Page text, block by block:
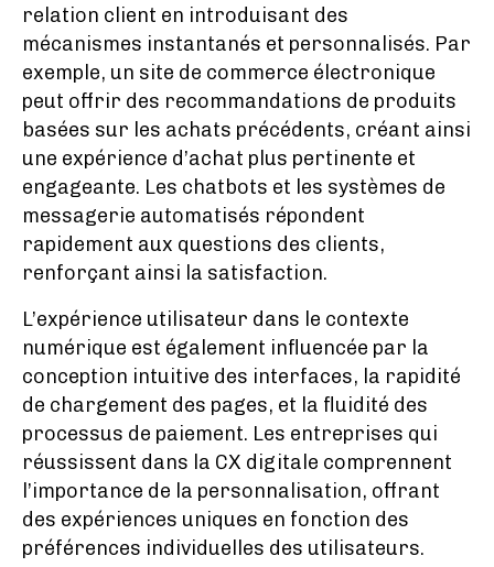
relation client en introduisant des
mécanismes instantanés et personnalisés. Par
exemple, un site de commerce électronique
peut offrir des recommandations de produits
basées sur les achats précédents, créant ainsi
une expérience d’achat plus pertinente et
engageante. Les chatbots et les systèmes de
messagerie automatisés répondent
rapidement aux questions des clients,
renforçant ainsi la satisfaction.
L’expérience utilisateur dans le contexte
numérique est également influencée par la
conception intuitive des interfaces, la rapidité
de chargement des pages, et la fluidité des
processus de paiement. Les entreprises qui
réussissent dans la CX digitale comprennent
l’importance de la personnalisation, offrant
des expériences uniques en fonction des
préférences individuelles des utilisateurs.